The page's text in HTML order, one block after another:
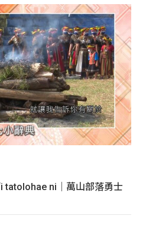
tatolohae ni｜萬山部落勇士